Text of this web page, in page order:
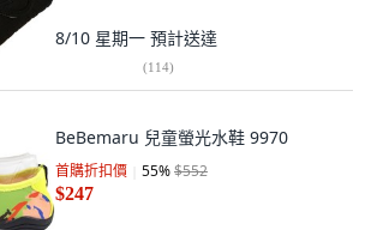
8/10 星期一 預計送達
(114)
BeBemaru 兒童螢光水鞋 9970
首購折扣價 55%$552
$247